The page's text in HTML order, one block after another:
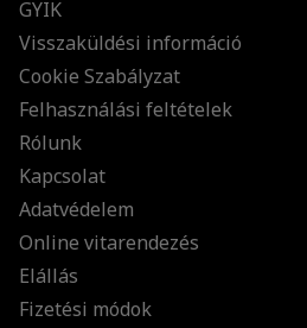
GYIK
Visszaküldési információ
Cookie Szabályzat
Felhasználási feltételek
Rólunk
Kapcsolat
Adatvédelem
Online vitarendezés
Elállás
Fizetési módok